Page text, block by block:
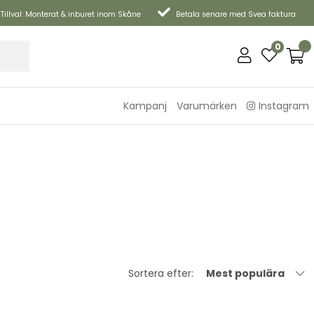
Tillval: Monterat & inburet inom Skåne Betala senare med Svea faktura
0
Kampanj Varumärken Instagram
Sortera efter: Mest populära